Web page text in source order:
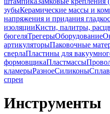
зубыКерамические массы и
напряжения и придания
изоляцииКисти, палитры,
бюгеляТрегерыОборудование
артикуляторыПаковочные
сверлаПластины для
формовщикаПластмассы
кламерыРазноеСиликоны
спреи
Инструменты